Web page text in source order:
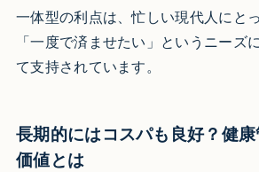
一体型の利点は、忙しい現代人にと
「一度で済ませたい」というニーズ
て支持されています。
長期的にはコスパも良好？健
価値とは